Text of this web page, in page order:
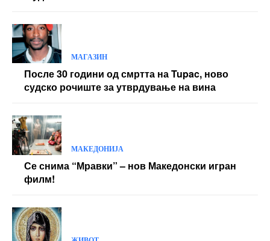
МАГАЗИН
После 30 години од смртта на Tupac, ново
судско рочиште за утврдување на вина
МАКЕДОНИЈА
Се снима “Мравки” – нов Македонски игран
филм!